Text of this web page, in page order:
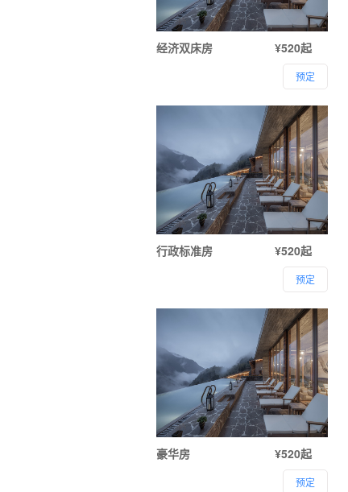
经济双床房 ¥520起
预定
行政标准房 ¥520起
预定
豪华房 ¥520起
预定